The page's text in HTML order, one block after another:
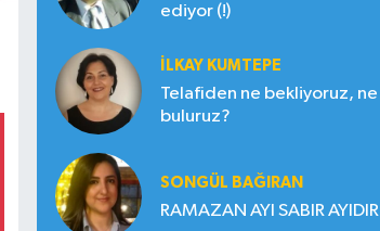
ediyor (!)
İLKAY KUMTEPE
Telafiden ne bekliyoruz, ne
buluruz?
SONGÜL BAĞIRAN
RAMAZAN AYI SABIR AYIDIR